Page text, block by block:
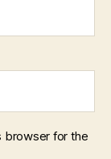
browser for the